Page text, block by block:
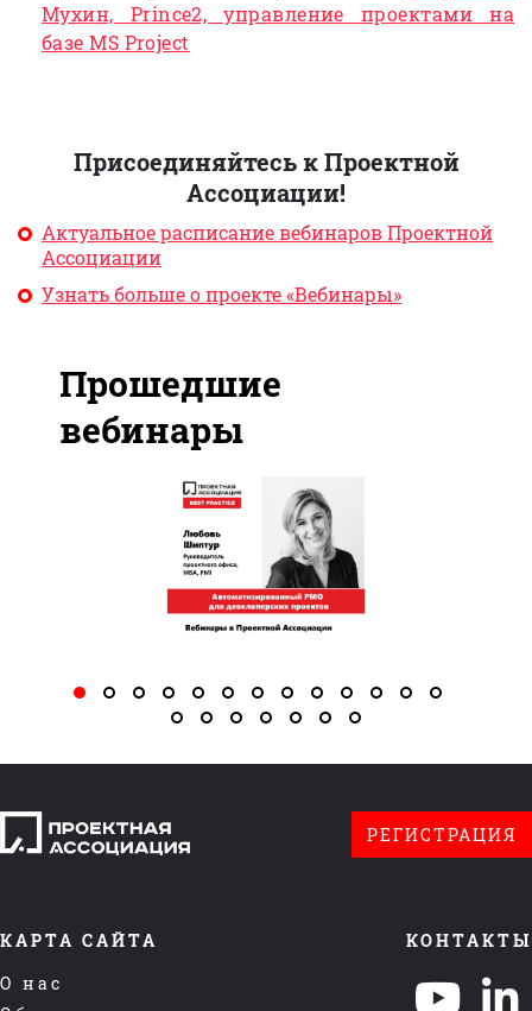
Мухин, Prince2, управление проектами на
базе MS Project
Присоединяйтесь к Проектной
Ассоциации!
Актуальное расписание вебинаров Проектной
Ассоциации
Узнать больше о проекте «Вебинары»
Прошедшие
вебинары
КАРТА САЙТА
О нас
КОНТАКТЫ
РЕГИСТРАЦИЯ